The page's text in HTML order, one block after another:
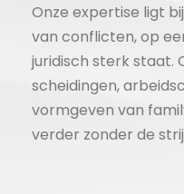
Onze expertise ligt
van conflicten, op
juridisch sterk staat.
scheidingen,
vormgeven van
verder zonder de